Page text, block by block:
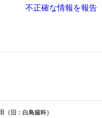
不正確な情報を報告
（旧：白鳥歯科）